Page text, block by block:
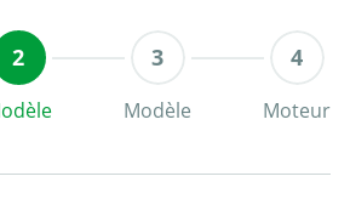
Modèle Moteur